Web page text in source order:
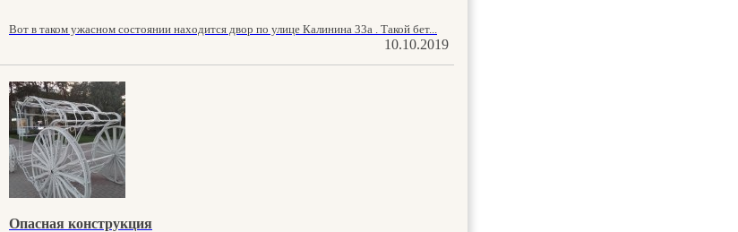
Вот в таком ужасном состоянии находится двор по улице Калинина 33а . Такой бет...
10.10.2019
Опасная конструкция